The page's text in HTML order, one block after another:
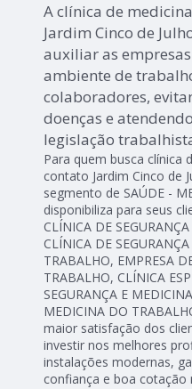
A clínica de
Jardim Cinco de
auxiliar as
ambiente de
colaboradores,
doenças e
legislação
Para quem busca clínica
contato Jardim Cinco de
segmento de SAÚDE -
disponibiliza para seus
CLÍNICA DE
CLÍNICA DE
TRABALHO, EMPRESA
TRABALHO, CLÍNICA
SEGURANÇA E
MEDICINA DO
maior satisfação dos
investir nos melhores
instalações modernas,
confiança e boa cotação